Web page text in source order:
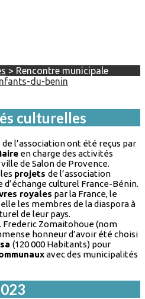
> Rencontre municipale
du-benin
culturelles
l’association ont été reçus par
en charge des activités
de Salon de Provence.
projets de l’association
culturel France-Bénin.
royales par la France, le
les membres de la diaspora à
de leur pays.
Zomaitohoue (nom
honneur d’avoir été choisi
(120 000 Habitants) pour
avec des municipalités